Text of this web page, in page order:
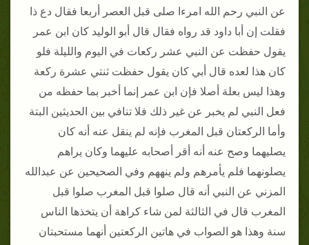
عن النبي رحم الله امرءا صلى قبل العصر أربعا فقال دع ذا
فقلت إن أبا داود قد رواه فقال قال أبو الوليد كان ابن عمر
يقول حفظت عن النبي عشر ركعات في اليوم والليلة فلو
كان هذا لعده قال أبي كان يقول حفظت ثنتي عشرة ركعة
وهذا ليس بعلة أصلا فإن ابن عمر إنما أخبر بما حفظه من
فعل النبي لم يخبر عن غير ذلك فلا تنافي بين الحديثين البتة
وأما الركعتان قبل المغرب فإنه لم ينقل عنه أنه كان
يصليهما وصح عنه أنه أقر أصحابه عليهما وكان يراهم
يصلونهما فلم يأمرهم ولم ينههم وفي الصحيحين عن عبدالله
المزني عن النبي أنه قال صلوا قبل المغرب صلوا قبل
المغرب قال في الثالثة لمن شاء كراهة أن يتخذها الناس
سنة وهذا هو الصواب في هاتين الركعتين أنهما مستحبتان